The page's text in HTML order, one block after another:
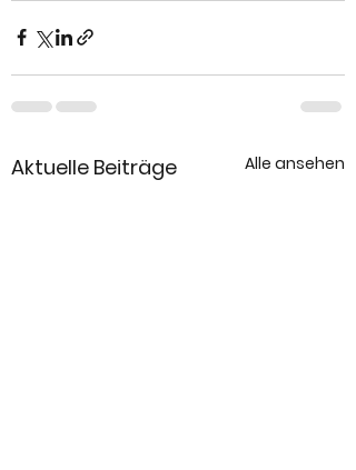
Aktuelle Beiträge Alle ansehen